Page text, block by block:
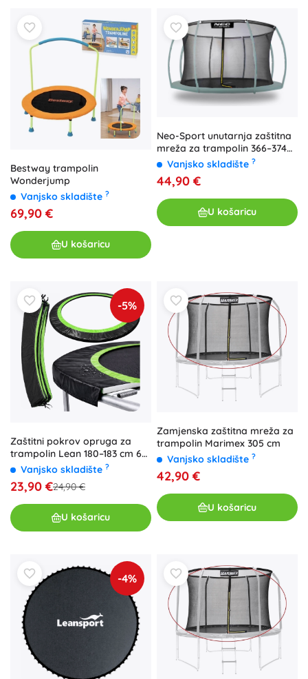
Bestway trampolin
Wonderjump
Vanjsko skladište ?
69,90 €
U košaricu
Neo-Sport unutarnja zaštitna
mreža za trampolin 366–374
cm (12 ft), 8 stupova
Vanjsko skladište ?
44,90 €
U košaricu
-5%
Zaštitni pokrov opruga za
trampolin Lean 180–183 cm 6
ft crni
Vanjsko skladište ?
23,90 €24,90 €
U košaricu
Zamjenska zaštitna mreža za
trampolin Marimex 305 cm
Vanjsko skladište ?
42,90 €
U košaricu
-4%